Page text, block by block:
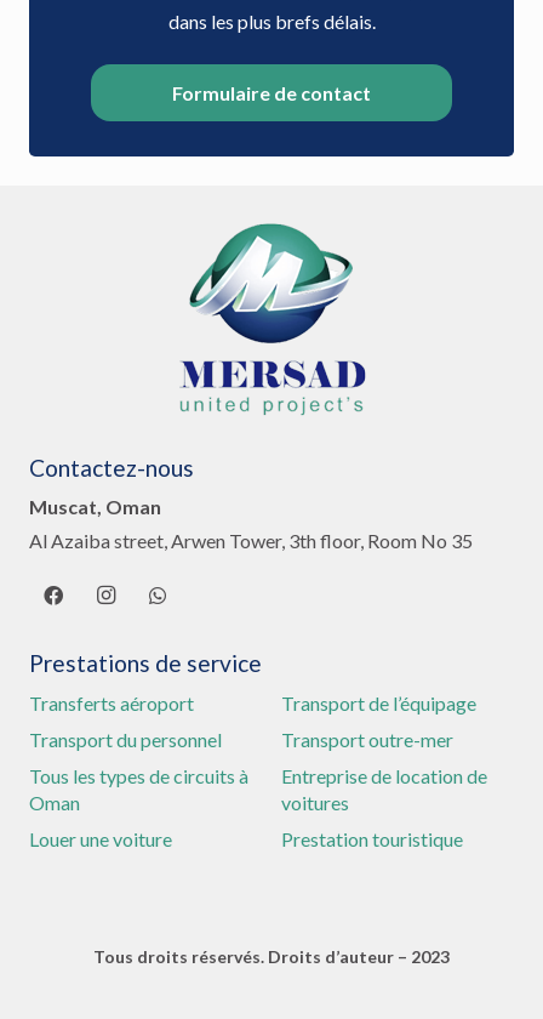
dans les plus brefs délais.
Formulaire de contact
Contactez-nous
Muscat, Oman
Al Azaiba street, Arwen Tower, 3th floor, Room No 35
Prestations de service
Transferts aéroport
Transport du personnel
Tous les types de circuits à
Oman
Louer une voiture
Transport de l’équipage
Transport outre-mer
Entreprise de location de
voitures
Prestation touristique
Tous droits réservés. Droits d’auteur – 2023